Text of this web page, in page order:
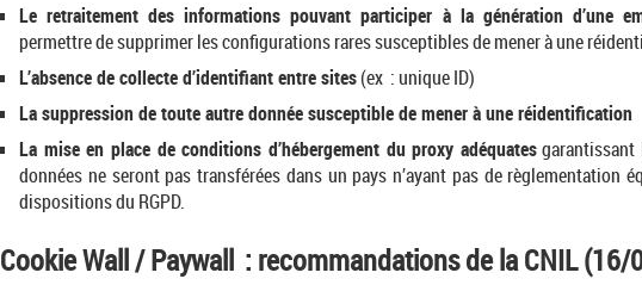
Le retraitement des informations pouvant participer à la génération d’une
permettre de supprimer les configurations rares susceptibles de mener à une
L’absence de collecte d’identifiant entre sites(ex : unique ID)
La suppression de toute autre donnée susceptible de mener à une réidentification
La mise en place de conditions d’hébergement du proxy adéquatesgarantissant
données ne seront pas transférées dans un pays n’ayant pas de règlementation
dispositions du RGPD.
Cookie Wall / Paywall : recommandations de la CNIL